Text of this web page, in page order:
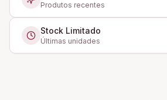
Produtos recentes
Stock Limitado
Últimas unidades